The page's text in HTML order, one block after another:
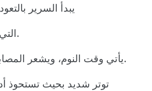
يبدأ السرير
التي يعصف بها القلق.
يأتي وقت النوم، ويشعر المصابون بالأرق بالتوتر.
توتر شديد بحيث تستحوذ